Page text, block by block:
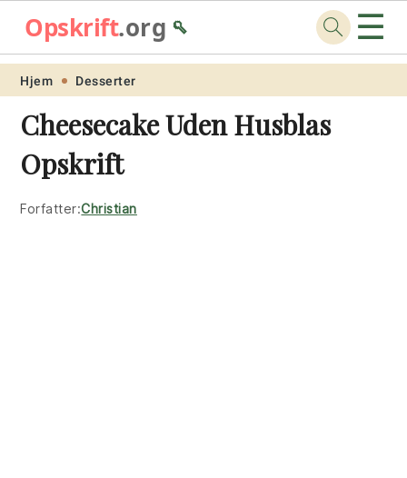
Skip
primary
navigation
Skip
main
content
Skip
primary
sidebar
Skip
footer
Opskrift.org🥄 ☰
Hjem Desserter
Cheesecake Uden Husblas
Opskrift
Forfatter:Christian